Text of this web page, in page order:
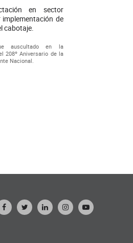
en sector
implementación de
cabotaje.
auscultado en la
208º Aniversario de la
Nacional.